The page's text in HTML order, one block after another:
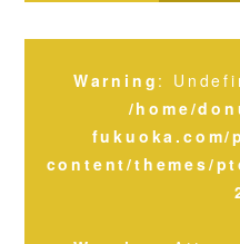
Warning :
/home/
content/themes/